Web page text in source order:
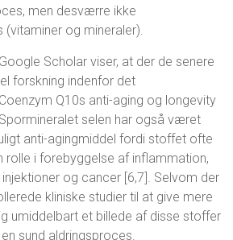
men desværre ikke
og mineraler).
Scholar viser, at der de senere
forskning indenfor det
Q10s anti-aging og longevity
selen har også været
anti-agingmiddel fordi stoffet ofte
rolle i forebyggelse af inflammation,
og cancer [6,7]. Selvom der
kliniske studier til at give mere
umiddelbart et billede af disse stoffer
sund aldringsproces.